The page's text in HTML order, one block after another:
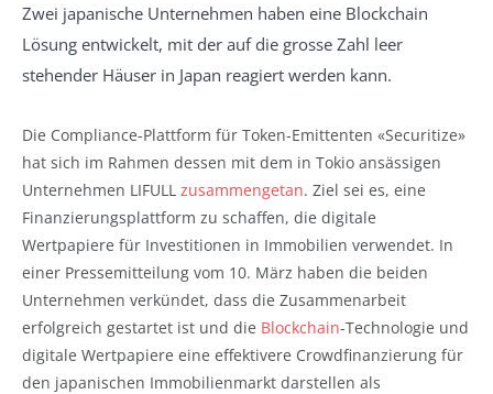
Zwei japanische Unternehmen haben eine Blockchain
Lösung entwickelt, mit der auf die grosse Zahl leer
stehender Häuser in Japan reagiert werden kann.
Die Compliance-Plattform für Token-Emittenten «Securitize»
hat sich im Rahmen dessen mit dem in Tokio ansässigen
Unternehmen LIFULL zusammengetan. Ziel sei es, eine
Finanzierungsplattform zu schaffen, die digitale
Wertpapiere für Investitionen in Immobilien verwendet. In
einer Pressemitteilung vom 10. März haben die beiden
Unternehmen verkündet, dass die Zusammenarbeit
erfolgreich gestartet ist und die Blockchain-Technologie und
digitale Wertpapiere eine effektivere Crowdfinanzierung für
den japanischen Immobilienmarkt darstellen als